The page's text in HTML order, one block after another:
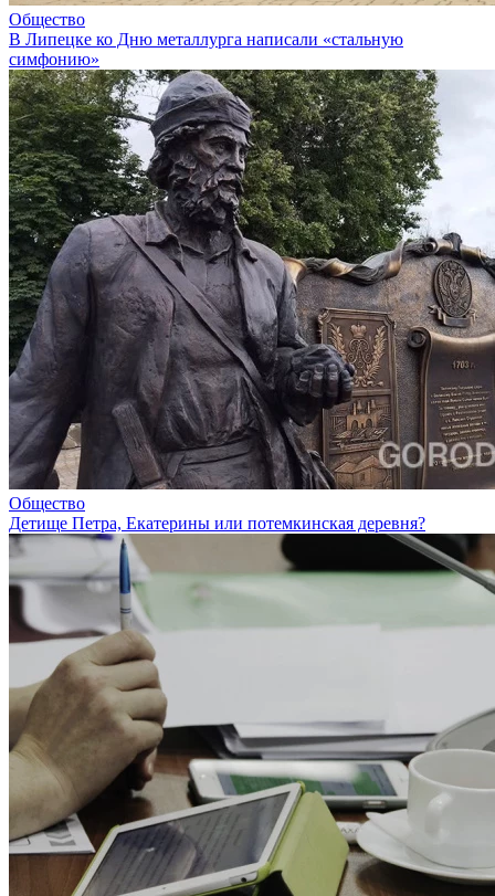
Общество
В Липецке ко Дню металлурга написали «стальную
симфонию»
Общество
Детище Петра, Екатерины или потемкинская деревня?